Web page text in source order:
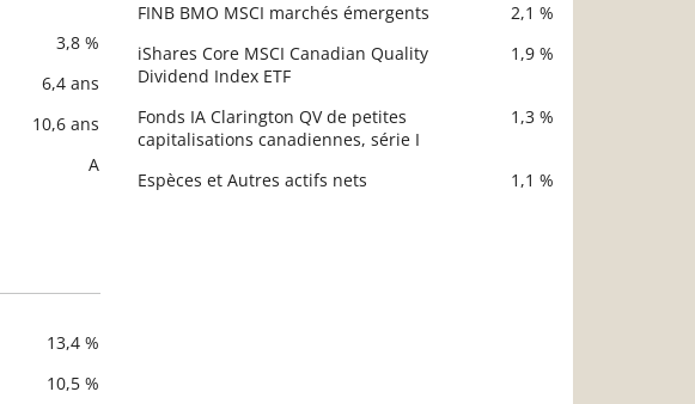
3,8 %
6,4 ans
10,6 ans
A
13,4 %
10,5 %
FINB BMO MSCI marchés émergents
2,1 %
iShares Core MSCI Canadian Quality
Dividend Index ETF
1,9 %
Fonds IA Clarington QV de petites
capitalisations canadiennes, série I
1,3 %
Espèces et Autres actifs nets 1,1 %